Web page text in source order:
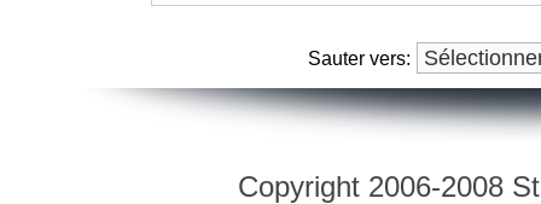
Sauter vers:
Copyright 2006-2008